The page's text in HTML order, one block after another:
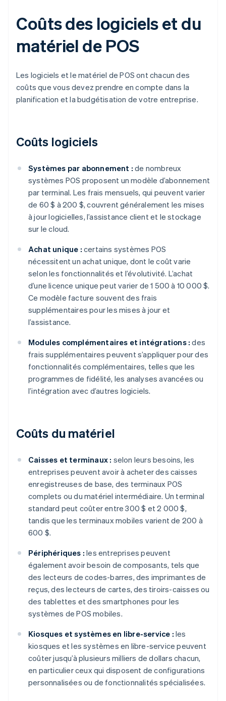
Coûts des logiciels et du
matériel de POS
Les logiciels et le matériel de POS ont chacun des
coûts que vous devez prendre en compte dans la
planification et la budgétisation de votre entreprise.
Coûts logiciels
Systèmes par abonnement : de nombreux
systèmes POS proposent un modèle d’abonnement
par terminal. Les frais mensuels, qui peuvent varier
de 60 $ à 200 $, couvrent généralement les mises
à jour logicielles, l’assistance client et le stockage
sur le cloud.
Achat unique : certains systèmes POS
nécessitent un achat unique, dont le coût varie
selon les fonctionnalités et l’évolutivité. L’achat
d’une licence unique peut varier de 1 500 à 10 000 $.
Ce modèle facture souvent des frais
supplémentaires pour les mises à jour et
l’assistance.
Modules complémentaires et intégrations : des
frais supplémentaires peuvent s’appliquer pour des
fonctionnalités complémentaires, telles que les
programmes de fidélité, les analyses avancées ou
l’intégration avec d’autres logiciels.
Coûts du matériel
Caisses et terminaux : selon leurs besoins, les
entreprises peuvent avoir à acheter des caisses
enregistreuses de base, des terminaux POS
complets ou du matériel intermédiaire. Un terminal
standard peut coûter entre 300 $ et 2 000 $,
tandis que les terminaux mobiles varient de 200 à
600 $.
Périphériques : les entreprises peuvent
également avoir besoin de composants, tels que
des lecteurs de codes-barres, des imprimantes de
reçus, des lecteurs de cartes, des tiroirs-caisses ou
des tablettes et des smartphones pour les
systèmes de POS mobiles.
Kiosques et systèmes en libre-service : les
kiosques et les systèmes en libre-service peuvent
coûter jusqu’à plusieurs milliers de dollars chacun,
en particulier ceux qui disposent de configurations
personnalisées ou de fonctionnalités spécialisées.